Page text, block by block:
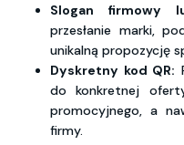
Slogan firmowy
przesłanie marki,
unikalną propozycję
Dyskretny kod QR:
do konkretnej
promocyjnego, a
firmy.